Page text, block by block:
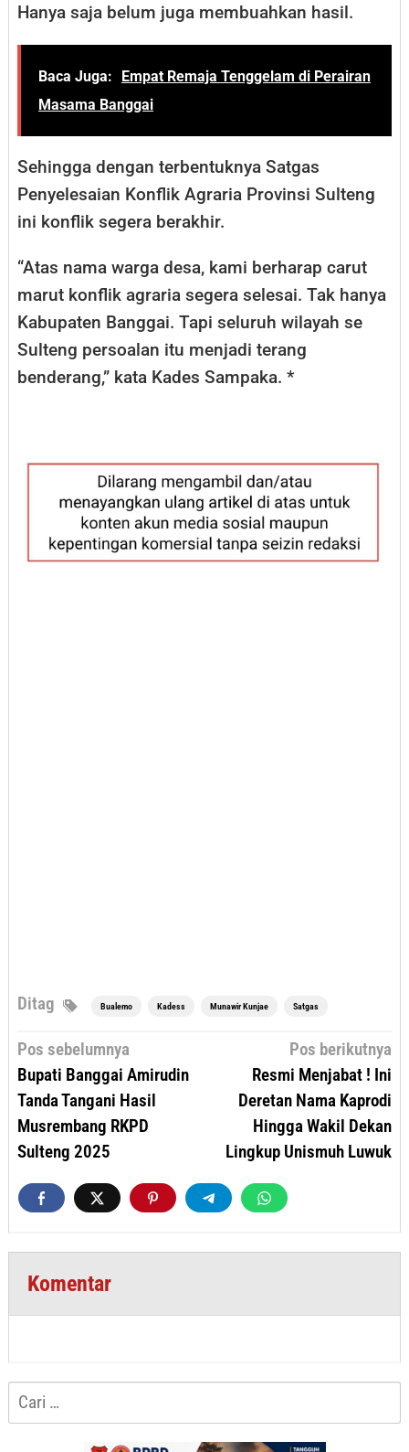
Hanya saja belum juga membuahkan hasil.
Baca Juga:
Empat Remaja Tenggelam di Perairan
Masama Banggai
Sehingga dengan terbentuknya Satgas
Penyelesaian Konflik Agraria Provinsi Sulteng
ini konflik segera berakhir.
“Atas nama warga desa, kami berharap carut
marut konflik agraria segera selesai. Tak hanya
Kabupaten Banggai. Tapi seluruh wilayah se
Sulteng persoalan itu menjadi terang
benderang,” kata Kades Sampaka. *
Ditag Bualemo Kadess Munawir Kunjae Satgas
Navigasi
Pos sebelumnya
Bupati Banggai Amirudin
Tanda Tangani Hasil
Musrembang RKPD
Sulteng 2025
Pos berikutnya
Resmi Menjabat ! Ini
Deretan Nama Kaprodi
Hingga Wakil Dekan
Lingkup Unismuh Luwuk
Komentar
Cari
untuk: